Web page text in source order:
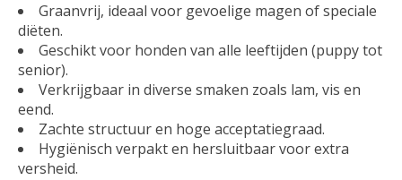
Graanvrij, ideaal voor gevoelige magen of speciale
diëten.
Geschikt voor honden van alle leeftijden (puppy tot
senior).
Verkrijgbaar in diverse smaken zoals lam, vis en
eend.
Zachte structuur en hoge acceptatiegraad.
Hygiënisch verpakt en hersluitbaar voor extra
versheid.